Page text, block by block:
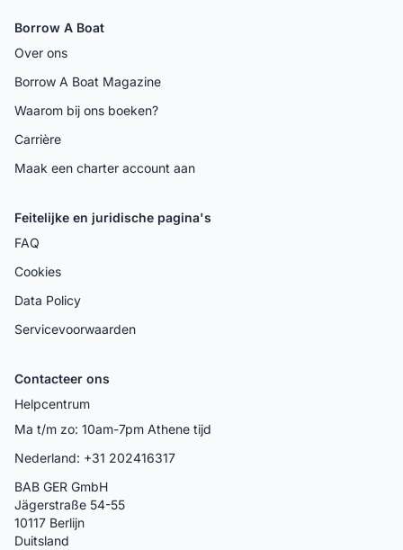
Borrow A Boat
Over ons
Borrow A Boat Magazine
Waarom bij ons boeken?
Carrière
Maak een charter account aan
Feitelijke en juridische pagina's
FAQ
Cookies
Data Policy
Servicevoorwaarden
Contacteer ons
Helpcentrum
Ma t/m zo: 10am-7pm Athene tijd
Nederland: +31 202416317
BAB GER GmbH
Jägerstraße 54-55
10117 Berlijn
Duitsland